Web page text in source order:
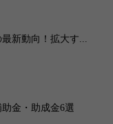
新動向！拡大す...
金・助成金6選